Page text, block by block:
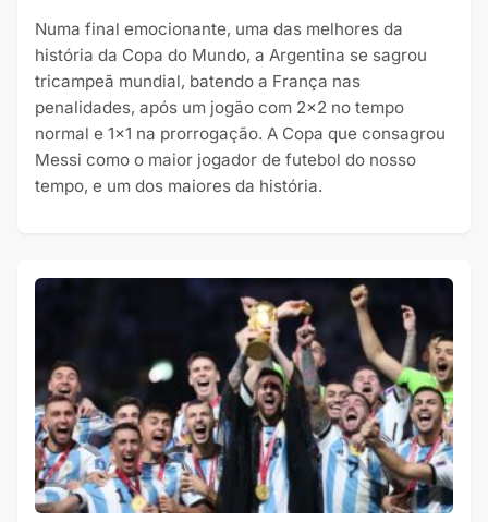
Numa final emocionante, uma das melhores da
história da Copa do Mundo, a Argentina se sagrou
tricampeã mundial, batendo a França nas
penalidades, após um jogão com 2×2 no tempo
normal e 1×1 na prorrogação. A Copa que consagrou
Messi como o maior jogador de futebol do nosso
tempo, e um dos maiores da história.